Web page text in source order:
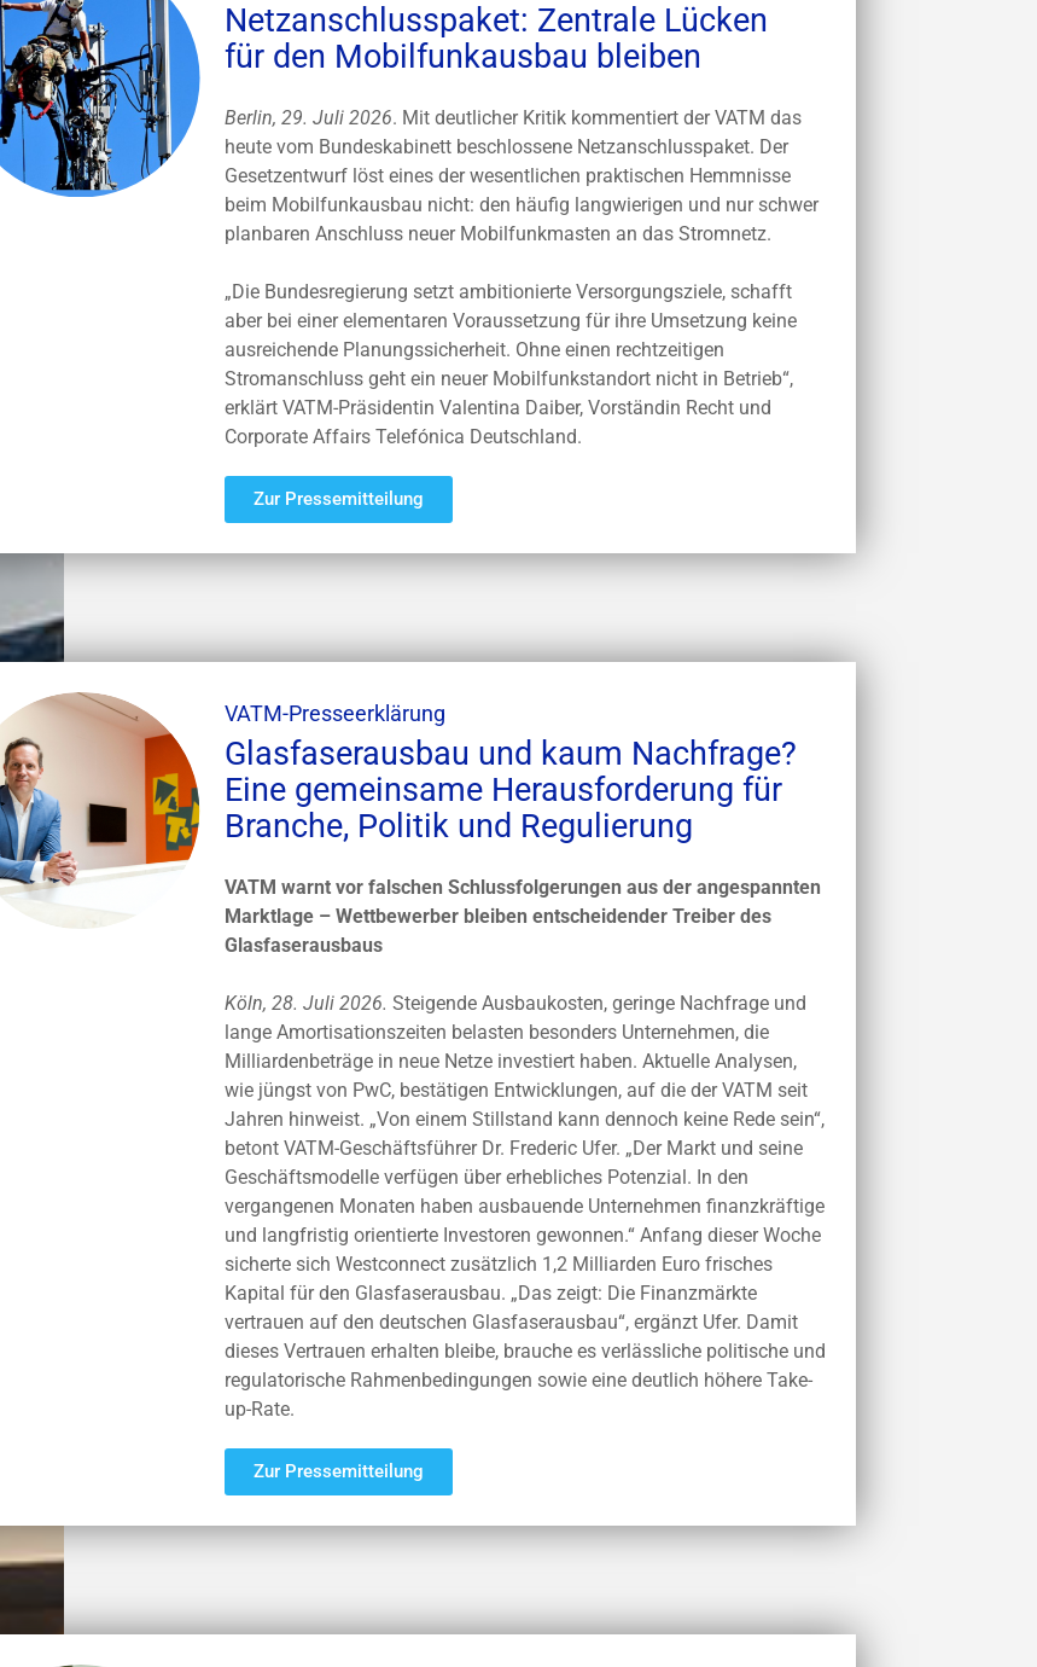
Netzanschlusspaket: Zentrale Lücken
für den Mobilfunkausbau bleiben
Berlin, 29. Juli 2026. Mit deutlicher Kritik kommentiert der VATM das
heute vom Bundeskabinett beschlossene Netzanschlusspaket. Der
Gesetzentwurf löst eines der wesentlichen praktischen Hemmnisse
beim Mobilfunkausbau nicht: den häufig langwierigen und nur schwer
planbaren Anschluss neuer Mobilfunkmasten an das Stromnetz.
„Die Bundesregierung setzt ambitionierte Versorgungsziele, schafft
aber bei einer elementaren Voraussetzung für ihre Umsetzung keine
ausreichende Planungssicherheit. Ohne einen rechtzeitigen
Stromanschluss geht ein neuer Mobilfunkstandort nicht in Betrieb“,
erklärt VATM-Präsidentin Valentina Daiber, Vorständin Recht und
Corporate Affairs Telefónica Deutschland.
Zur Pressemitteilung
VATM-Presseerklärung
Glasfaserausbau und kaum Nachfrage?
Eine gemeinsame Herausforderung für
Branche, Politik und Regulierung
VATM warnt vor falschen Schlussfolgerungen aus der angespannten
Marktlage – Wettbewerber bleiben entscheidender Treiber des
Glasfaserausbaus
Köln, 28. Juli 2026. Steigende Ausbaukosten, geringe Nachfrage und
lange Amortisationszeiten belasten besonders Unternehmen, die
Milliardenbeträge in neue Netze investiert haben. Aktuelle Analysen,
wie jüngst von PwC, bestätigen Entwicklungen, auf die der VATM seit
Jahren hinweist. „Von einem Stillstand kann dennoch keine Rede sein“,
betont VATM-Geschäftsführer Dr. Frederic Ufer. „Der Markt und seine
Geschäftsmodelle verfügen über erhebliches Potenzial. In den
vergangenen Monaten haben ausbauende Unternehmen finanzkräftige
und langfristig orientierte Investoren gewonnen.“ Anfang dieser Woche
sicherte sich Westconnect zusätzlich 1,2 Milliarden Euro frisches
Kapital für den Glasfaserausbau. „Das zeigt: Die Finanzmärkte
vertrauen auf den deutschen Glasfaserausbau“, ergänzt Ufer. Damit
dieses Vertrauen erhalten bleibe, brauche es verlässliche politische und
regulatorische Rahmenbedingungen sowie eine deutlich höhere Take-
up-Rate.
Zur Pressemitteilung